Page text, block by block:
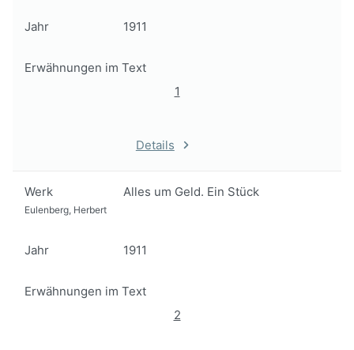
Jahr 1911
Erwähnungen im Text
1
Details
Werk Alles um Geld. Ein Stück
Eulenberg, Herbert
Jahr 1911
Erwähnungen im Text
2